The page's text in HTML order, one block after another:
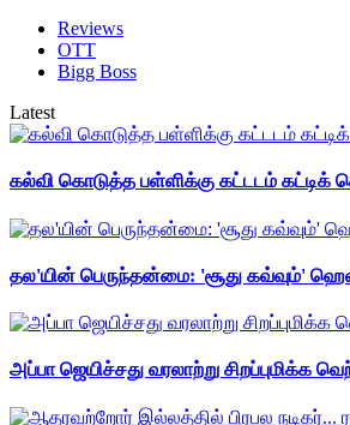
Reviews
OTT
Bigg Boss
Latest
கல்வி கொடுத்த பள்ளிக்கு கட்டடம் கட்டிக்
தல'யின் பெருந்தன்மை: 'சூது கவ்வும்'
அப்பா ஜெயிச்சது வரலாற்று சிறப்புமிக்க